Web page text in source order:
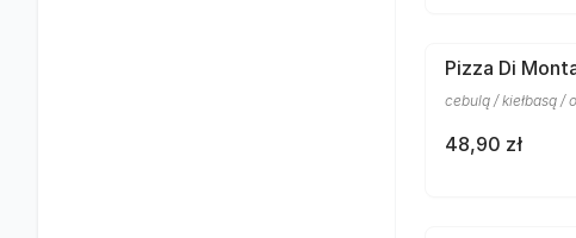
Pizza Di
cebulą / kiełbasą /
48,90 zł